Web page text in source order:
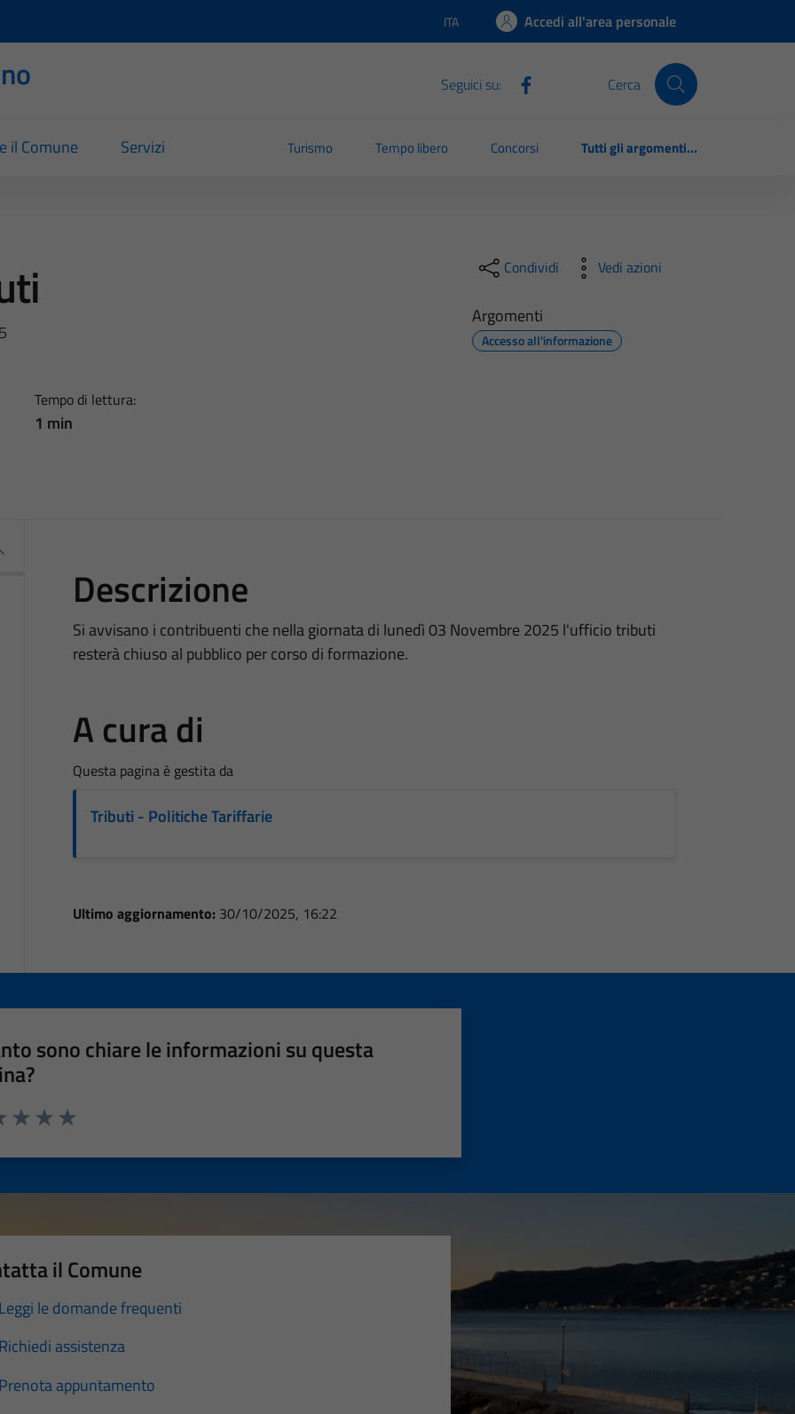
Lingua attiva:
ITA Accedi all'area personale
Seguici su: Cerca
il Comune Servizi Turismo Tempo libero Concorsi Tutti gli argomenti...
Tempo di lettura:
1 min
Condividi Vedi azioni
Argomenti
Accesso all'informazione
Descrizione
Si avvisano i contribuenti che nella giornata di lunedì 03 Novembre 2025 l'ufficio tributi
resterà chiuso al pubblico per corso di formazione.
A cura di
Questa pagina è gestita da
Tributi - Politiche Tariffarie
Ultimo aggiornamento: 30/10/2025, 16:22
sono chiare le informazioni su questa
il Comune
Leggi le domande frequenti
Richiedi assistenza
Prenota appuntamento